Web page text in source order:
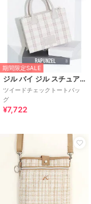
期間限定SALE
ジル バイ ジル スチュアート
ツイードチェックトートバッ
グ
¥7,722